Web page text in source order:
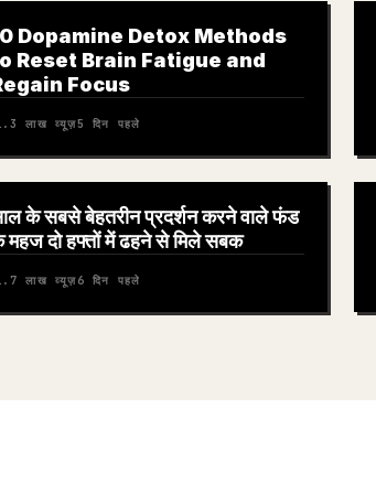
Dopamine Detox Methods
Reset Brain Fatigue and
Focus
लाख व्यूज़5 दिन पहले
के सबसे बेहतरीन प्रदर्शन करने वाले फंड
महज दो हफ्तों में ढहने से मिले सबक
लाख व्यूज़6 दिन पहले